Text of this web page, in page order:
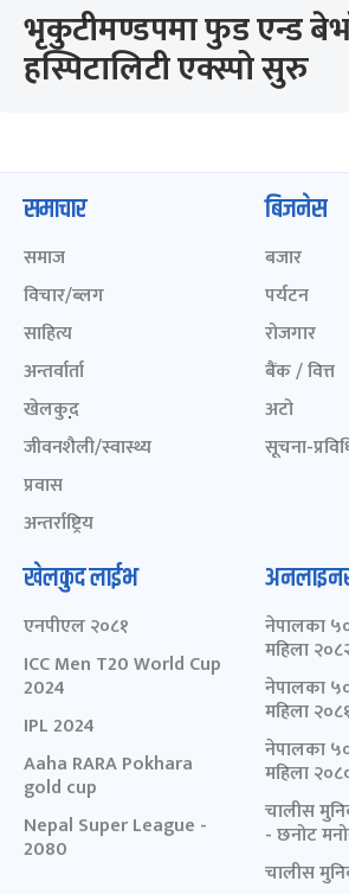
भृकुटीमण्डपमा फुड एन्ड
हस्पिटालिटी एक्स्पो सुरु
समाचार
समाज
विचार/ब्लग
साहित्य
अन्तर्वार्ता
खेलकुद़़
जीवनशैली/स्वास्थ्य
प्रवास
अन्तर्राष्ट्रिय
बिजनेस
बजार
पर्यटन
रोजगार
बैंक / वित्त
अटो
सूचना-
खेलकुद लाईभ
एनपीएल २०८१
ICC Men T20 World Cup
2024
IPL 2024
Aaha RARA Pokhara
gold cup
Nepal Super League -
2080
नेपालका
महिला
नेपालका
महिला
नेपालका
महिला
चालीस
- छनोट
चालीस